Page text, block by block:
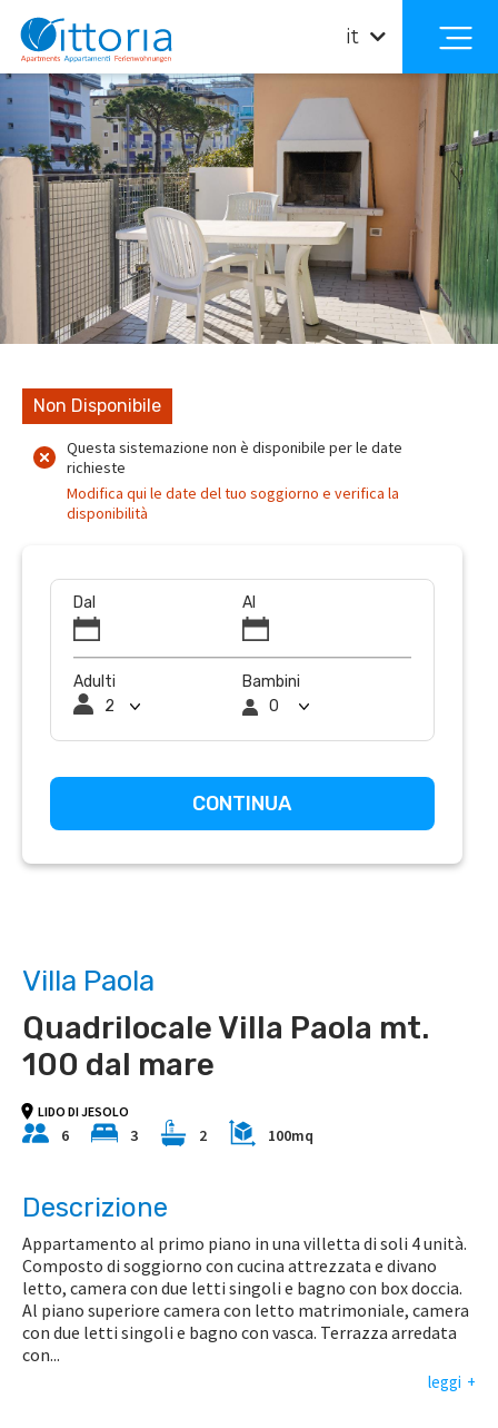
it
Villa Paola
Quadrilocale Villa Paola mt.
100 dal mare
LIDO DI JESOLO
6 3 2 100mq
Descrizione
Appartamento al primo piano in una villetta di soli 4 unità.
Composto di soggiorno con cucina attrezzata e divano
letto, camera con due letti singoli e bagno con box doccia.
Al piano superiore camera con letto matrimoniale, camera
con due letti singoli e bagno con vasca. Terrazza arredata
con...
leggi
Non Disponibile
Questa sistemazione non è disponibile per le date
richieste
Modifica qui le date del tuo soggiorno e verifica la
disponibilità
Dal Al
Adulti Bambini